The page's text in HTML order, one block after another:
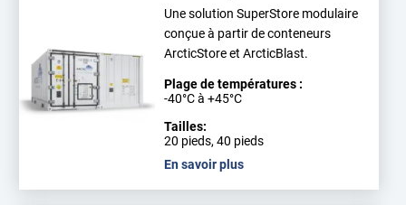
Une solution SuperStore modulaire
conçue à partir de conteneurs
ArcticStore et ArcticBlast.
Plage de températures :
-40°C à +45°C
Tailles:
20 pieds, 40 pieds
En savoir plus